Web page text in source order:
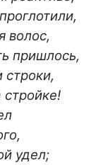
волос,
пришлось,
стройке!
удел;